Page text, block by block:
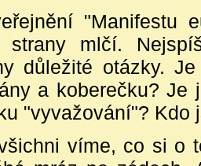
"Manifestu
strany mlčí.
důležité otázky.
a koberečku? Je
"vyvažování"? Kdo
víme, co si o